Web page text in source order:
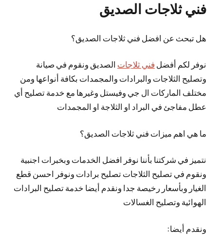
فني ثلاجات الصديق
هل تبحث عن افضل فني ثلاجات الصديق؟
نوفر لكم أفضل فني ثلاجات الصديق ونقوم في صيانة
وتصليح الثلاجات والبرادات والمجمدات بكافة أنواعها ومن
مختلف الماركات ال جي وفيستل وغيرها مع خدمة تصليح أي
عطل مفاجئ في البراد او الثلاجة او المجمدات
ما هي اهم ميزات فني ثلاجات الصديق؟
نتميز في شركتنا بأننا نوفر افضل الخدمات وبخبرات اجنبية
ونقوم في تصليح الثلاجات تصليح برادات ونوفر احسن قطع
الغيار وبأسعار رخيصة جدا ونقدم أيضا خدمة تصليح البرادات
الهوائية وتصليح الغسالات
ونقدم أيضا: